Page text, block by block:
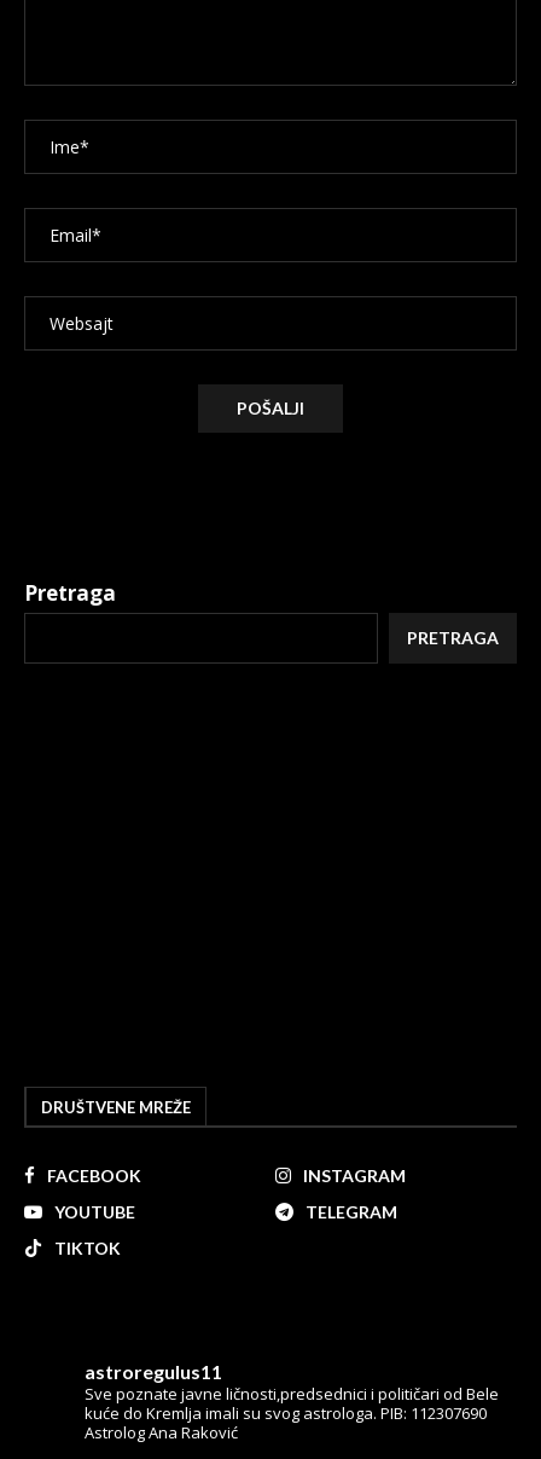
Pretraga
PRETRAGA
DRUŠTVENE MREŽE
FACEBOOK
INSTAGRAM
YOUTUBE
TELEGRAM
TIKTOK
astroregulus11
Sve poznate javne ličnosti,predsednici i političari od Bele
kuće do Kremlja imali su svog astrologa. PIB: 112307690
Astrolog Ana Raković